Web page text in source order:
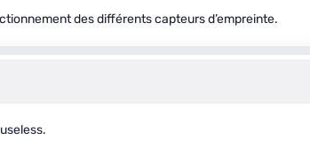
des différents capteurs d’empreinte.